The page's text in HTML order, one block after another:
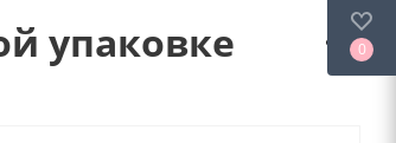
упаковке 0